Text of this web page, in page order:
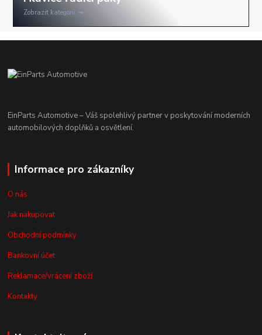
Zobrazit kategorii
EinParts Automotive – Váš spolehlivý partner v poskytování moderních
automobilových doplňků a osvětlení.
Informace pro zákazníky
O nás
Jak nakupovat
Obchodní podmínky
Bankovní účet
Reklamace/vrácení zboží
Kontakty